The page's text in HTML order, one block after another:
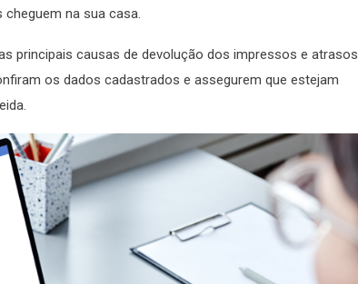
na sua casa.
principais causas de devolução dos impressos e atrasos
os dados cadastrados e assegurem que estejam